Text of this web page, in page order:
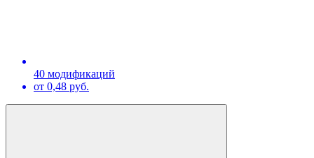
40 модификаций
от 0,48 руб.